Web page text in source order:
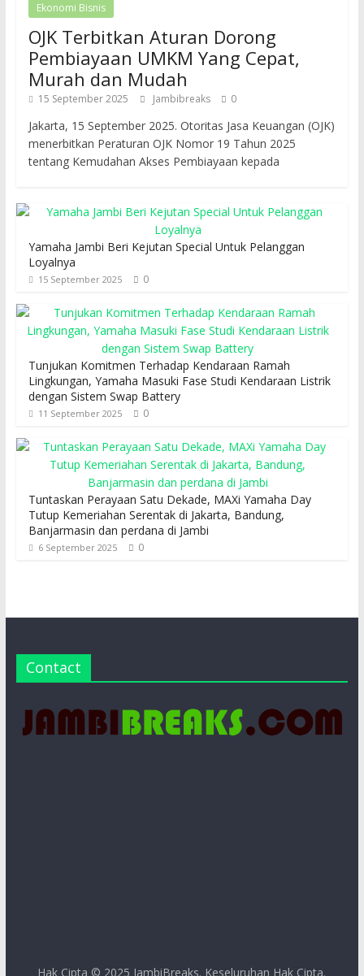
Ekonomi Bisnis
OJK Terbitkan Aturan Dorong
Pembiayaan UMKM Yang Cepat,
Murah dan Mudah
15 September 2025 Jambibreaks 0
Jakarta, 15 September 2025. Otoritas Jasa Keuangan (OJK)
menerbitkan Peraturan OJK Nomor 19 Tahun 2025
tentang Kemudahan Akses Pembiayaan kepada
Yamaha Jambi Beri Kejutan Special Untuk Pelanggan
Loyalnya
15 September 2025 0
Tunjukan Komitmen Terhadap Kendaraan Ramah
Lingkungan, Yamaha Masuki Fase Studi Kendaraan Listrik
dengan Sistem Swap Battery
11 September 2025 0
Tuntaskan Perayaan Satu Dekade, MAXi Yamaha Day
Tutup Kemeriahan Serentak di Jakarta, Bandung,
Banjarmasin dan perdana di Jambi
6 September 2025 0
Contact
Hak Cipta © 2025 JambiBreaks. Keseluruhan Hak Cipta.